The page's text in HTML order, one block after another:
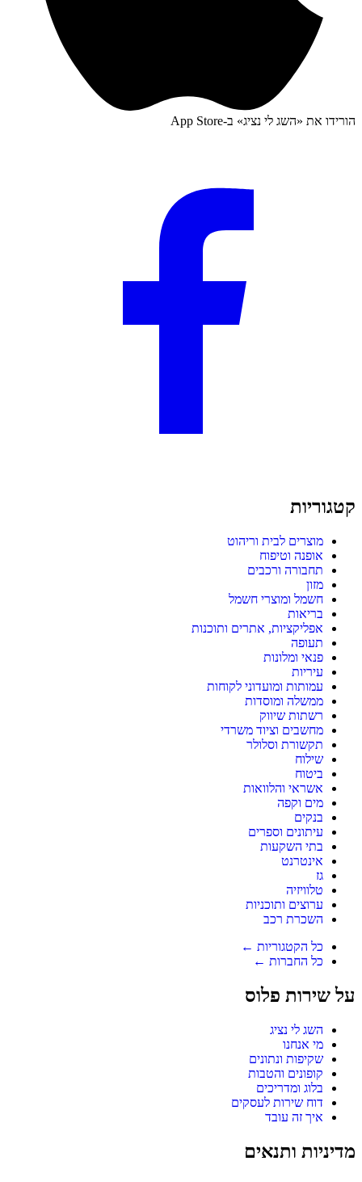
הורידו את «השג לי נציג» ב-App Store
קטגוריות
מוצרים לבית וריהוט
אופנה וטיפוח
תחבורה ורכבים
מזון
חשמל ומוצרי חשמל
בריאות
אפליקציות, אתרים ותוכנות
תעופה
פנאי ומלונות
עיריות
עמותות ומועדוני לקוחות
ממשלה ומוסדות
רשתות שיווק
מחשבים וציוד משרדי
תקשורת וסלולר
שילוח
ביטוח
אשראי והלוואות
מים וקפה
בנקים
עיתונים וספרים
בתי השקעות
אינטרנט
גז
טלוויזיה
ערוצים ותוכניות
השכרת רכב
כל הקטגוריות ←
כל החברות ←
על שירות פלוס
השג לי נציג
מי אנחנו
שקיפות ונתונים
קופונים והטבות
בלוג ומדריכים
דוח שירות לעסקים
איך זה עובד
מדיניות ותנאים